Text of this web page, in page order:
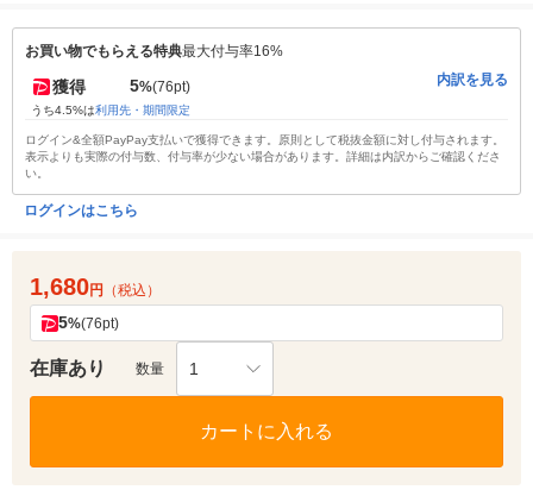
お買い物でもらえる特典最大付与率16%
獲得 5%(76pt)
うち4.5%は利用先・期間限定
内訳を見る
ログイン&全額PayPay支払いで獲得できます。原則として税抜金額に対し付与されます。
表示よりも実際の付与数、付与率が少ない場合があります。詳細は内訳からご確認くださ
い。
ログインはこちら
1,680円 （税込）
5%(76pt)
在庫あり 数量 1
カートに入れる